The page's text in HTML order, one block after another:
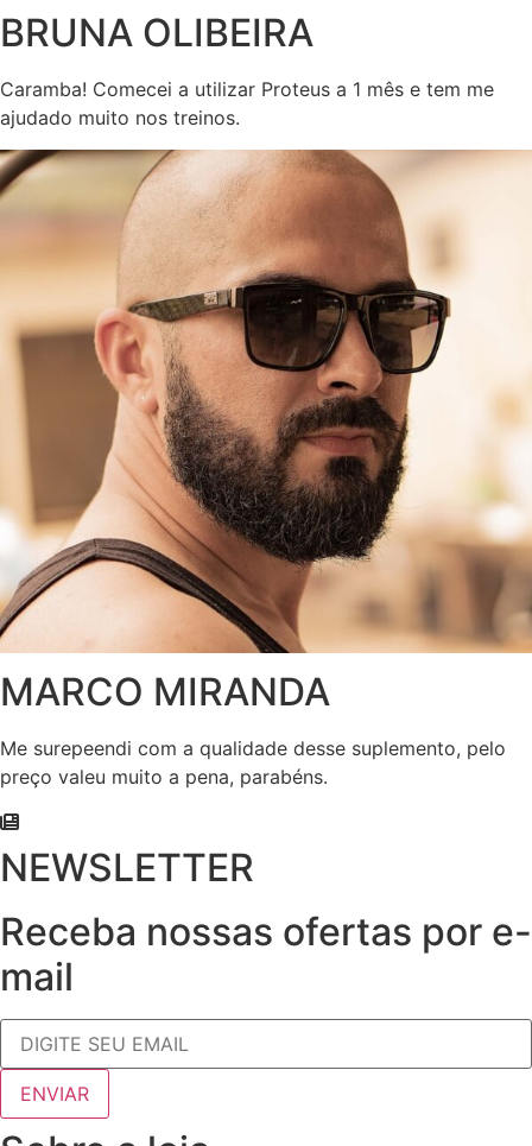
BRUNA OLIBEIRA
Caramba! Comecei a utilizar Proteus a 1 mês e tem me
ajudado muito nos treinos.
MARCO MIRANDA
Me surepeendi com a qualidade desse suplemento, pelo
preço valeu muito a pena, parabéns.
NEWSLETTER
Receba nossas ofertas por e-
mail